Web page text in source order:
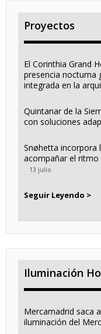
Proyectos
El Corinthia Grand
presencia nocturna
integrada en la
Quintanar de la
con soluciones
Snøhetta incorpora
acompañar el ritmo
13 julio
Seguir Leyendo >
Iluminación
Mercamadrid saca
iluminación del